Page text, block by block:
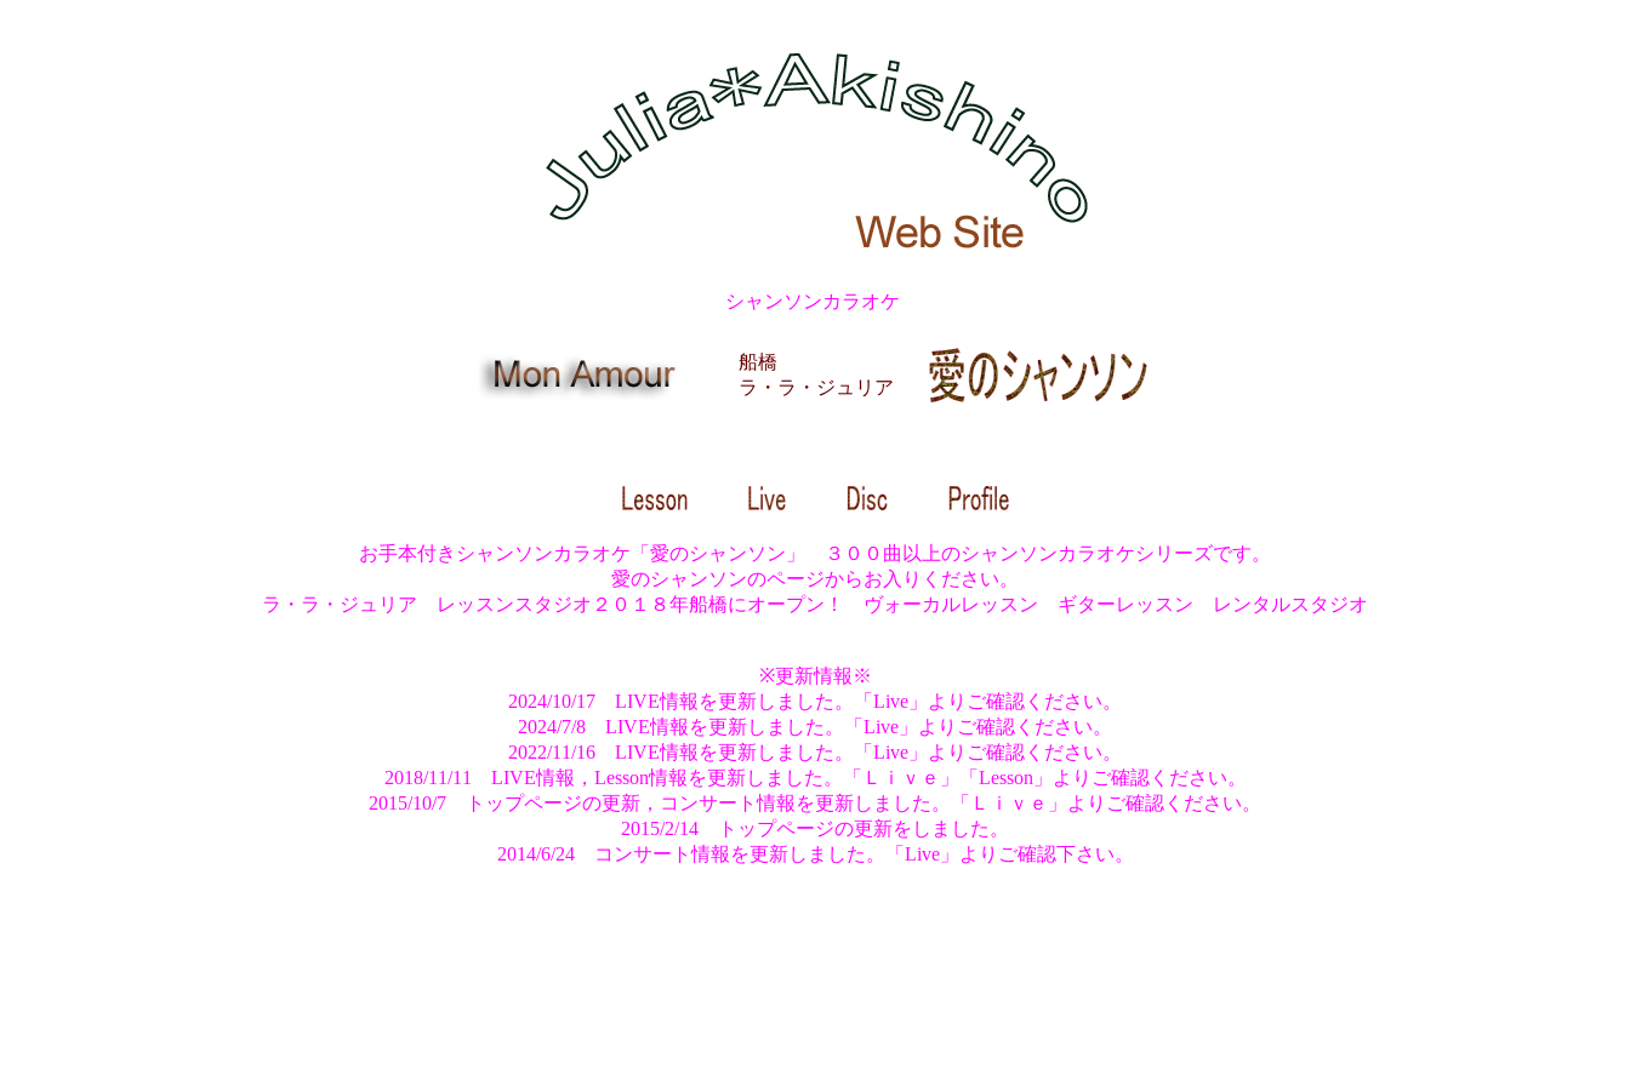
シャンソンカラオケ
船橋
ラ・ラ・ジュリア
お手本付きシャンソンカラオケ「愛のシャンソン」 ３００曲以上のシャンソンカラオケシリーズです。
愛のシャンソンのページからお入りください。
ラ・ラ・ジュリア レッスンスタジオ２０１８年船橋にオープン！ ヴォーカルレッスン ギターレッスン レンタルスタジオ
※更新情報※
2024/10/17 LIVE情報を更新しました。「Live」よりご確認ください。
2024/7/8 LIVE情報を更新しました。「Live」よりご確認ください。
2022/11/16 LIVE情報を更新しました。「Live」よりご確認ください。
2018/11/11 LIVE情報，Lesson情報を更新しました。「Ｌｉｖｅ」「Lesson」よりご確認ください。
2015/10/7 トップページの更新，コンサート情報を更新しました。「Ｌｉｖｅ」よりご確認ください。
2015/2/14 トップページの更新をしました。
2014/6/24 コンサート情報を更新しました。「Live」よりご確認下さい。